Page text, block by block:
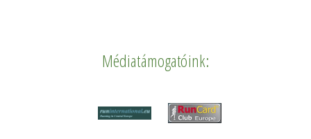
Médiatámogatóink: